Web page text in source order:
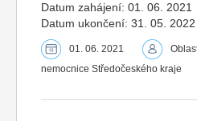
Datum zahájení: 01. 06. 2021
Datum ukončení: 31. 05. 2022
01. 06. 2021
nemocnice Středočeského kraje